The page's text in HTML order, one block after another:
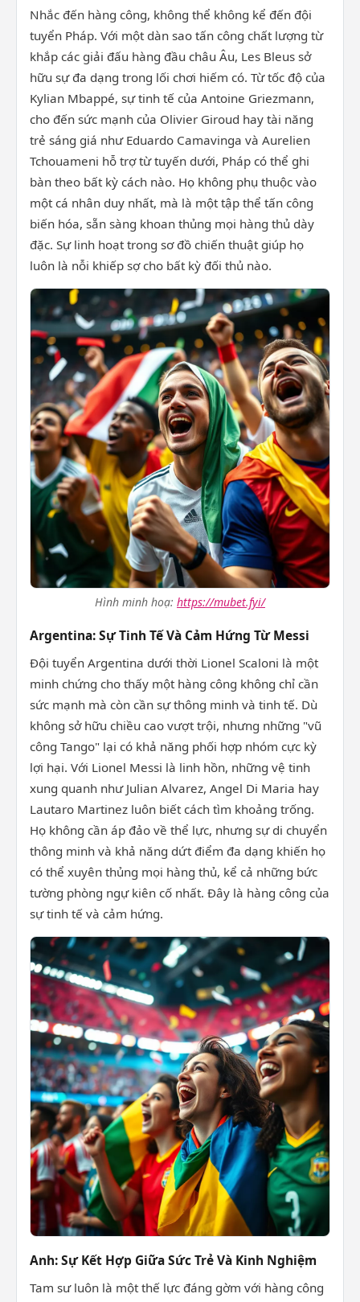
Nhắc đến hàng công, không thể không kể đến đội
tuyển Pháp. Với một dàn sao tấn công chất lượng từ
khắp các giải đấu hàng đầu châu Âu, Les Bleus sở
hữu sự đa dạng trong lối chơi hiếm có. Từ tốc độ của
Kylian Mbappé, sự tinh tế của Antoine Griezmann,
cho đến sức mạnh của Olivier Giroud hay tài năng
trẻ sáng giá như Eduardo Camavinga và Aurelien
Tchouameni hỗ trợ từ tuyến dưới, Pháp có thể ghi
bàn theo bất kỳ cách nào. Họ không phụ thuộc vào
một cá nhân duy nhất, mà là một tập thể tấn công
biến hóa, sẵn sàng khoan thủng mọi hàng thủ dày
đặc. Sự linh hoạt trong sơ đồ chiến thuật giúp họ
luôn là nỗi khiếp sợ cho bất kỳ đối thủ nào.
Hình minh hoạ: https://mubet.fyi/
Argentina: Sự Tinh Tế Và Cảm Hứng Từ Messi
Đội tuyển Argentina dưới thời Lionel Scaloni là một
minh chứng cho thấy một hàng công không chỉ cần
sức mạnh mà còn cần sự thông minh và tinh tế. Dù
không sở hữu chiều cao vượt trội, nhưng những "vũ
công Tango" lại có khả năng phối hợp nhóm cực kỳ
lợi hại. Với Lionel Messi là linh hồn, những vệ tinh
xung quanh như Julian Alvarez, Angel Di Maria hay
Lautaro Martinez luôn biết cách tìm khoảng trống.
Họ không cần áp đảo về thể lực, nhưng sự di chuyển
thông minh và khả năng dứt điểm đa dạng khiến họ
có thể xuyên thủng mọi hàng thủ, kể cả những bức
tường phòng ngự kiên cố nhất. Đây là hàng công của
sự tinh tế và cảm hứng.
Anh: Sự Kết Hợp Giữa Sức Trẻ Và Kinh Nghiệm
Tam sư luôn là một thế lực đáng gờm với hàng công